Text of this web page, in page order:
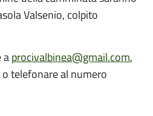
Valsenio, colpito
a procivalbinea@gmail.com,
o telefonare al numero